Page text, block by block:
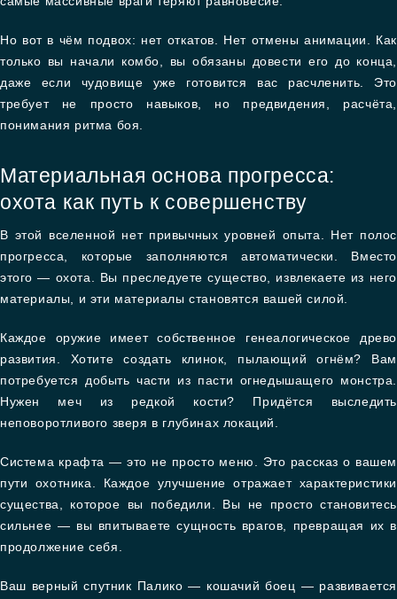
Но вот в чём подвох: нет откатов. Нет отмены анимации. Как
только вы начали комбо, вы обязаны довести его до конца,
даже если чудовище уже готовится вас расчленить. Это
требует не просто навыков, но предвидения, расчёта,
понимания ритма боя.
Материальная основа прогресса:
охота как путь к совершенству
В этой вселенной нет привычных уровней опыта. Нет полос
прогресса, которые заполняются автоматически. Вместо
этого — охота. Вы преследуете существо, извлекаете из него
материалы, и эти материалы становятся вашей силой.
Каждое оружие имеет собственное генеалогическое древо
развития. Хотите создать клинок, пылающий огнём? Вам
потребуется добыть части из пасти огнедышащего монстра.
Нужен меч из редкой кости? Придётся выследить
неповоротливого зверя в глубинах локаций.
Система крафта — это не просто меню. Это рассказ о вашем
пути охотника. Каждое улучшение отражает характеристики
существа, которое вы победили. Вы не просто становитесь
сильнее — вы впитываете сущность врагов, превращая их в
продолжение себя.
Ваш верный спутник Палико — кошачий боец — развивается